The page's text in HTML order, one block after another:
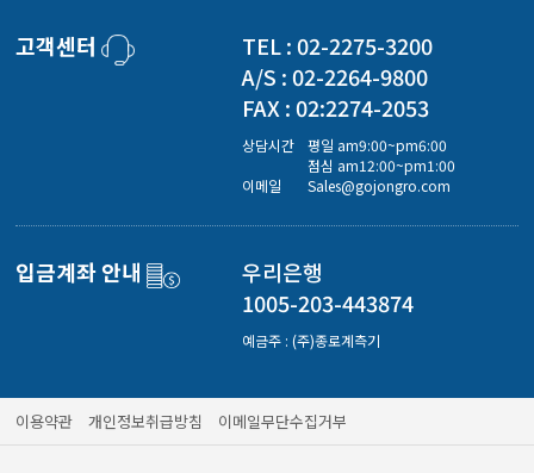
고객센터
TEL : 02-2275-3200
A/S : 02-2264-9800
FAX : 02:2274-2053
상담시간
평일 am9:00~pm6:00
점심 am12:00~pm1:00
이메일
Sales@gojongro.com
입금계좌 안내
우리은행
1005-203-443874
예금주 : (주)종로계측기
이용약관 개인정보취급방침 이메일무단수집거부